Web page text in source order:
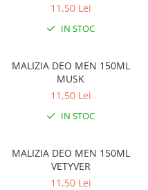
11,50 Lei
IN STOC
MALIZIA DEO MEN 150ML
MUSK
11,50 Lei
IN STOC
MALIZIA DEO MEN 150ML
VETYVER
11,50 Lei